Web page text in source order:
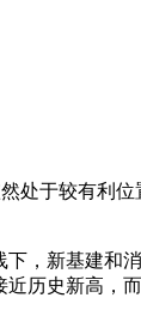
于较有利
新基建和
历史新高，